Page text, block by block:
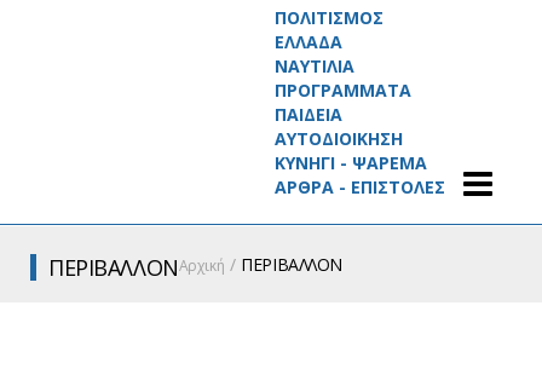
ΠΟΛΙΤΙΣΜΟΣ
ΕΛΛΑΔΑ
ΝΑΥΤΙΛΙΑ
ΠΡΟΓΡΑΜΜΑΤΑ
ΠΑΙΔΕΙΑ
ΑΥΤΟΔΙΟΙΚΗΣΗ
ΚΥΝΗΓΙ - ΨΑΡΕΜΑ
ΑΡΘΡΑ - ΕΠΙΣΤΟΛΕΣ
ΠΕΡΙΒΑΛΛΟΝΑρχική ΠΕΡΙΒΑΛΛΟΝ